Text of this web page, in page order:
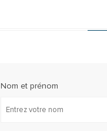
Nom et prénom